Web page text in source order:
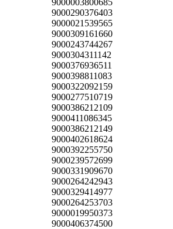
9000290376403
9000021539565
9000309161660
9000243744267
9000304311142
9000376936511
9000398811083
9000322092159
9000277510719
9000386212109
9000411086345
9000386212149
9000402618624
9000392255750
9000239572699
9000331909670
9000264242943
9000329414977
9000264253703
9000019950373
9000406374500